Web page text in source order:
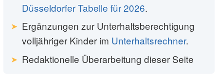
Düsseldorfer Tabelle für 2026.
Ergänzungen zur Unterhaltsberechtigung
volljähriger Kinder im Unterhaltsrechner.
Redaktionelle Überarbeitung dieser Seite